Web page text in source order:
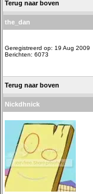
Terug naar boven
the_dan
Geregistreerd op: 19 Aug 2009
Berichten: 6073
Terug naar boven
Nickdhnick